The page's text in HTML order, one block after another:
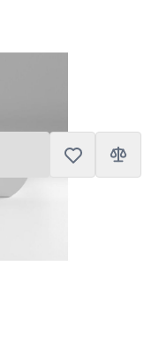
is een rechthoekig